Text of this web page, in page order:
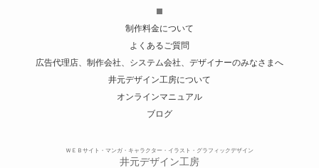
制作料金について
よくあるご質問
広告代理店、制作会社、システム会社、デザイナーのみなさまへ
井元デザイン工房について
オンラインマニュアル
ブログ
ＷＥＢサイト・マンガ・キャラクター・イラスト・グラフィックデザイン
井元デザイン工房